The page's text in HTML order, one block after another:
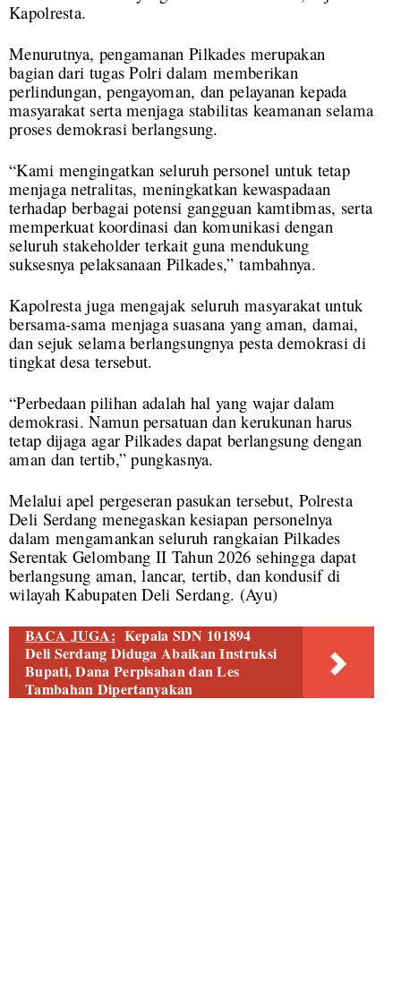
Kapolresta.
Menurutnya, pengamanan Pilkades merupakan
bagian dari tugas Polri dalam memberikan
perlindungan, pengayoman, dan pelayanan kepada
masyarakat serta menjaga stabilitas keamanan selama
proses demokrasi berlangsung.
“Kami mengingatkan seluruh personel untuk tetap
menjaga netralitas, meningkatkan kewaspadaan
terhadap berbagai potensi gangguan kamtibmas, serta
memperkuat koordinasi dan komunikasi dengan
seluruh stakeholder terkait guna mendukung
suksesnya pelaksanaan Pilkades,” tambahnya.
Kapolresta juga mengajak seluruh masyarakat untuk
bersama-sama menjaga suasana yang aman, damai,
dan sejuk selama berlangsungnya pesta demokrasi di
tingkat desa tersebut.
“Perbedaan pilihan adalah hal yang wajar dalam
demokrasi. Namun persatuan dan kerukunan harus
tetap dijaga agar Pilkades dapat berlangsung dengan
aman dan tertib,” pungkasnya.
Melalui apel pergeseran pasukan tersebut, Polresta
Deli Serdang menegaskan kesiapan personelnya
dalam mengamankan seluruh rangkaian Pilkades
Serentak Gelombang II Tahun 2026 sehingga dapat
berlangsung aman, lancar, tertib, dan kondusif di
wilayah Kabupaten Deli Serdang. (Ayu)
BACA JUGA: Kepala SDN 101894
Deli Serdang Diduga Abaikan Instruksi
Bupati, Dana Perpisahan dan Les
Tambahan Dipertanyakan